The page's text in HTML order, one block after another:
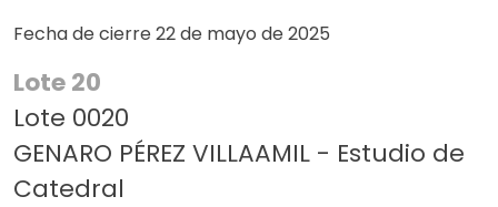
Fecha de cierre 22 de mayo de 2025
Lote 20
Lote 0020
GENARO PÉREZ VILLAAMIL - Estudio de
Catedral